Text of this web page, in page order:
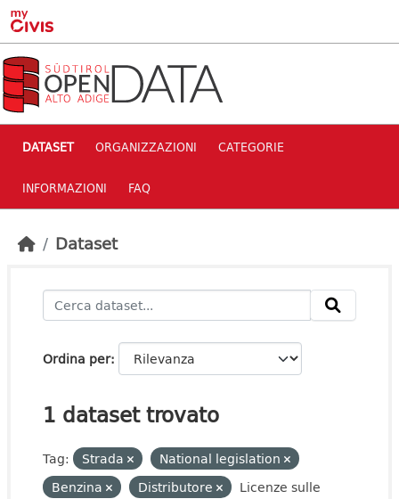
Skip to main content
DATASET ORGANIZZAZIONI CATEGORIE
INFORMAZIONI FAQ
Dataset
Ordina per
1 dataset trovato
Tag: Strada
National legislation
Benzina
Distributore
Licenze sulle